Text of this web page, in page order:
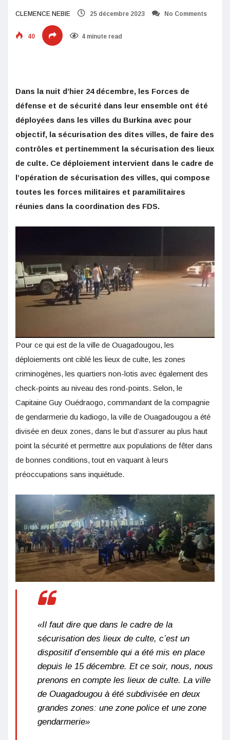
CLEMENCE NEBIE 25 décembre 2023 No Comments
40 4 minute read
Dans la nuit d’hier 24 décembre, les Forces de
défense et de sécurité dans leur ensemble ont été
déployées dans les villes du Burkina avec pour
objectif, la sécurisation des dites villes, de faire des
contrôles et pertinemment la sécurisation des lieux
de culte. Ce déploiement intervient dans le cadre de
l’opération de sécurisation des villes, qui compose
toutes les forces militaires et paramilitaires
réunies dans la coordination des FDS.
Pour ce qui est de la ville de Ouagadougou, les
déploiements ont ciblé les lieux de culte, les zones
criminogènes, les quartiers non-lotis avec également des
check-points au niveau des rond-points. Selon, le
Capitaine Guy Ouédraogo, commandant de la compagnie
de gendarmerie du kadiogo, la ville de Ouagadougou a été
divisée en deux zones, dans le but d’assurer au plus haut
point la sécurité et permettre aux populations de fêter dans
de bonnes conditions, tout en vaquant à leurs
préoccupations sans inquiétude.
«Il faut dire que dans le cadre de la
sécurisation des lieux de culte, c’est un
dispositif d’ensemble qui a été mis en place
depuis le 15 décembre. Et ce soir, nous, nous
prenons en compte les lieux de culte. La ville
de Ouagadougou à été subdivisée en deux
grandes zones: une zone police et une zone
gendarmerie»